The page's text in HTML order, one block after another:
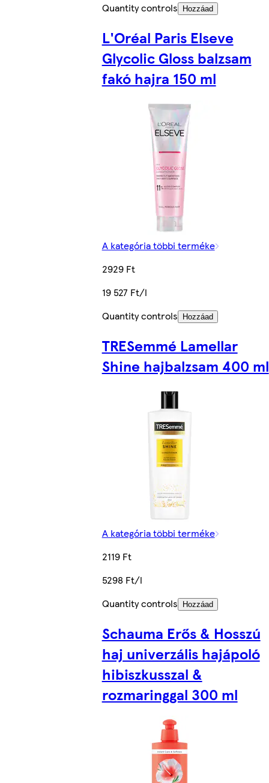
Quantity controls
Hozzáad
L'Oréal Paris Elseve
Glycolic Gloss balzsam
fakó hajra 150 ml
A kategória többi terméke
2929 Ft
19 527 Ft/l
Quantity controls
Hozzáad
TRESemmé Lamellar
Shine hajbalzsam 400 ml
A kategória többi terméke
2119 Ft
5298 Ft/l
Quantity controls
Hozzáad
Schauma Erős & Hosszú
haj univerzális hajápoló
hibiszkusszal &
rozmaringgal 300 ml